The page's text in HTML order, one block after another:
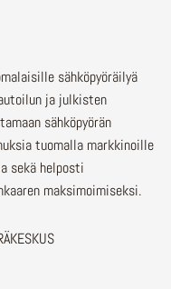
sähköpyöräilyä
ja julkisten
sähköpyörän
tuomalla markkinoille
sekä helposti
maksimoimiseksi.